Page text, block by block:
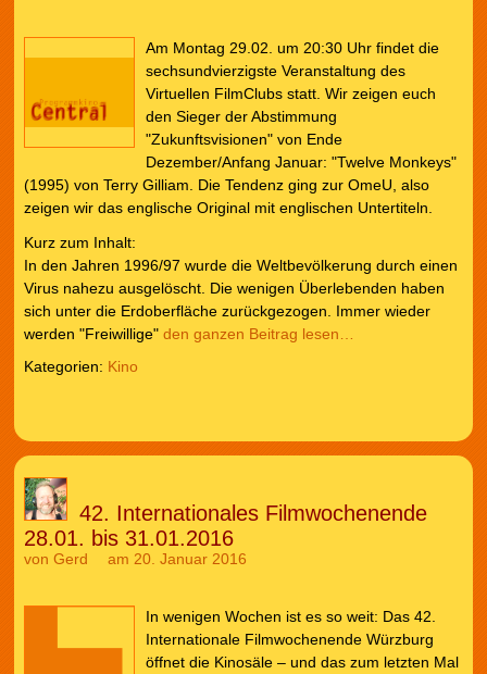
Am Montag 29.02. um 20:30 Uhr findet die
sechsundvierzigste Veranstaltung des
Virtuellen FilmClubs statt. Wir zeigen euch
den Sieger der Abstimmung
"Zukunftsvisionen" von Ende
Dezember/Anfang Januar: "Twelve Monkeys"
(1995) von Terry Gilliam. Die Tendenz ging zur OmeU, also
zeigen wir das englische Original mit englischen Untertiteln.
Kurz zum Inhalt:
In den Jahren 1996/97 wurde die Weltbevölkerung durch einen
Virus nahezu ausgelöscht. Die wenigen Überlebenden haben
sich unter die Erdoberfläche zurückgezogen. Immer wieder
werden "Freiwillige" den ganzen Beitrag lesen…
Kategorien: Kino
42. Internationales Filmwochenende
28.01. bis 31.01.2016
von Gerd am 20. Januar 2016
In wenigen Wochen ist es so weit: Das 42.
Internationale Filmwochenende Würzburg
öffnet die Kinosäle – und das zum letzten Mal